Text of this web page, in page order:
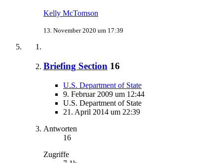
Kelly McTomson
13. November 2020 um 17:39
Briefing Section 16
U.S. Department of State
9. Februar 2009 um 12:44
U.S. Department of State
21. April 2014 um 22:39
Antworten
16
Zugriffe